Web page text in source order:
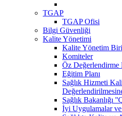
TGAP
TGAP Ofisi
Bilgi Güvenliği
Kalite Yönetimi
Kalite Yönetim
Komiteler
Öz Değerlendirme
Eğitim Planı
Sağlık Hizmeti
Sağlık Bakanlığı
İyi Uygulamalar ve